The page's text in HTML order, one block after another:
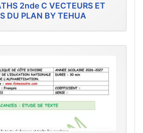
2nde C VECTEURS ET
DU PLAN BY TEHUA